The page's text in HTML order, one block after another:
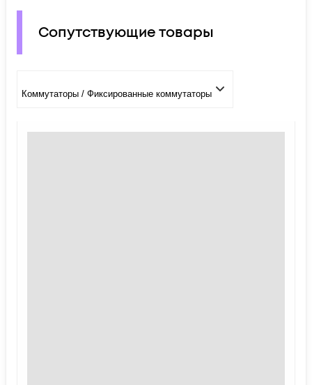
Сопутствующие товары
Коммутаторы / Фиксированные коммутаторы